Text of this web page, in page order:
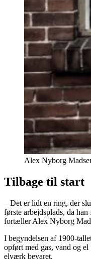
Alex Nyborg
Tilbage til start
– Det er lidt en ring, der
første arbejdsplads, da
fortæller Alex Nyborg
I begyndelsen af 1900-
opført med gas, vand og
elværk bevaret.